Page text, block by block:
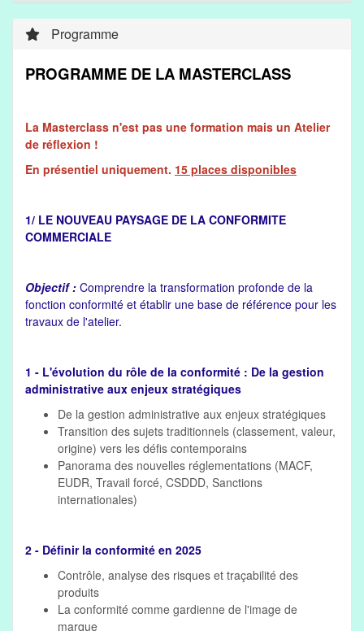
Programme
PROGRAMME DE LA MASTERCLASS
La Masterclass n'est pas une formation mais un Atelier
de réflexion !
En présentiel uniquement. 15 places disponibles
1/ LE NOUVEAU PAYSAGE DE LA CONFORMITE
COMMERCIALE
Objectif : Comprendre la transformation profonde de la
fonction conformité et établir une base de référence pour les
travaux de l'atelier.
1 - L'évolution du rôle de la conformité : De la gestion
administrative aux enjeux stratégiques
De la gestion administrative aux enjeux stratégiques
Transition des sujets traditionnels (classement, valeur,
origine) vers les défis contemporains
Panorama des nouvelles réglementations (MACF,
EUDR, Travail forcé, CSDDD, Sanctions
internationales)
2 - Définir la conformité en 2025
Contrôle, analyse des risques et traçabilité des
produits
La conformité comme gardienne de l'image de
marque